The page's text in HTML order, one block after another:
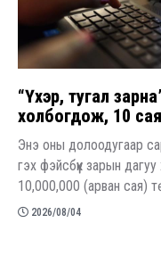
“Үхэр, тугал
холбогдож, 10 сая
Энэ оны долоодугаар
гэх фэйсбүүк зарын
10,000,000 (арван сая)
2026/08/04